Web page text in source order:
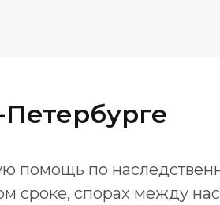
помощь по
сроке, спорах между